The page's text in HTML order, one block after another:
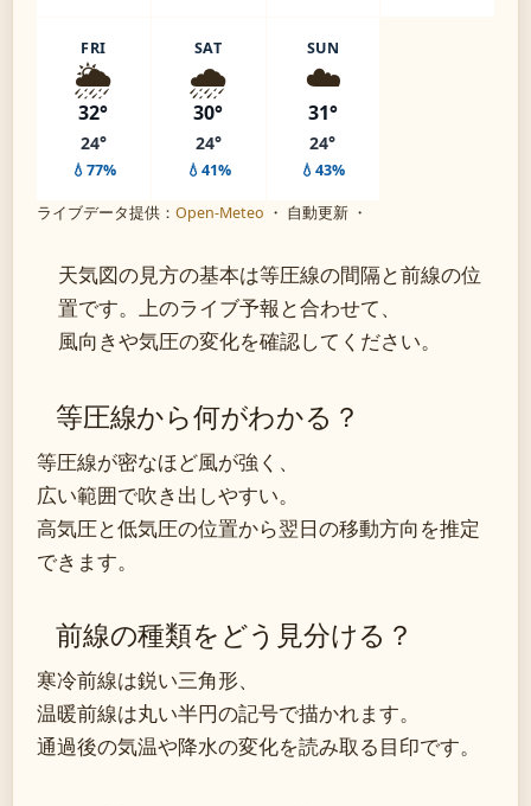
FRI
🌦️
32°
24°
💧77%
SAT
🌧️
30°
24°
💧41%
SUN
☁️
31°
24°
💧43%
ライブデータ提供： Open-Meteo ・ 自動更新 ・
天気図の見方の基本は等圧線の間隔と前線の位
置です。上のライブ予報と合わせて、
風向きや気圧の変化を確認してください。
等圧線から何がわかる？
等圧線が密なほど風が強く、
広い範囲で吹き出しやすい。
高気圧と低気圧の位置から翌日の移動方向を推定
できます。
前線の種類をどう見分ける？
寒冷前線は鋭い三角形、
温暖前線は丸い半円の記号で描かれます。
通過後の気温や降水の変化を読み取る目印です。